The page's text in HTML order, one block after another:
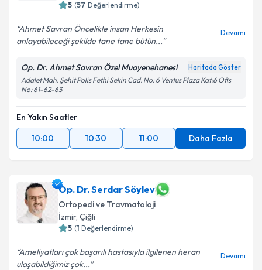
5 (57 Değerlendirme)
Ahmet Savran Öncelikle insan Herkesin
anlayabileceği şekilde tane tane bütün...
Devamı
Op. Dr. Ahmet Savran Özel Muayenehanesi Haritada Göster
Adalet Mah. Şehit Polis Fethi Sekin Cad. No: 6 Ventus Plaza Kat:6 Ofis
No: 61-62-63
En Yakın Saatler
10:00
10:30 11:00 Daha Fazla
Op. Dr. Serdar Söylev
Ortopedi ve Travmatoloji
İzmir, Çiğli
5 (1 Değerlendirme)
Ameliyatları çok başarılı hastasıyla ilgilenen heran
ulaşabildiğimiz çok...
Devamı